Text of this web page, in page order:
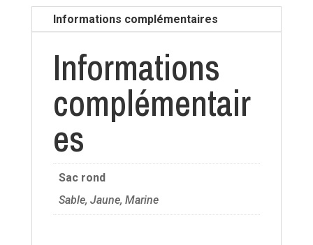
Informations complémentaires
Informations
complémentair
es
Sac rond
Sable, Jaune, Marine